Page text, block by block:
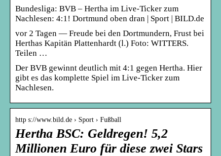
Bundesliga: BVB – Hertha im Live-Ticker zum
Nachlesen: 4:1! Dortmund oben dran | Sport | BILD.de
vor 2 Tagen — Freude bei den Dortmundern, Frust bei
Herthas Kapitän Plattenhardt (l.) Foto: WITTERS.
Teilen …
Der BVB gewinnt deutlich mit 4:1 gegen Hertha. Hier
gibt es das komplette Spiel im Live-Ticker zum
Nachlesen.
http s://www.bild.de › Sport › Fußball
Hertha BSC: Geldregen! 5,2
Millionen Euro für diese zwei Stars